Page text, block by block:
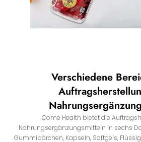
Verschiedene
Come Health bietet die
Nahrungsergänzungsmitteln in sechs
Gummibärchen, Kapseln, Softgels,